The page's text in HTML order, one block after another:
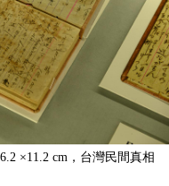
×11.2 cm，台灣民間真相